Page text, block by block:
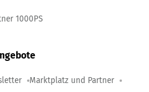
1000PS
Marktplatz und Partner